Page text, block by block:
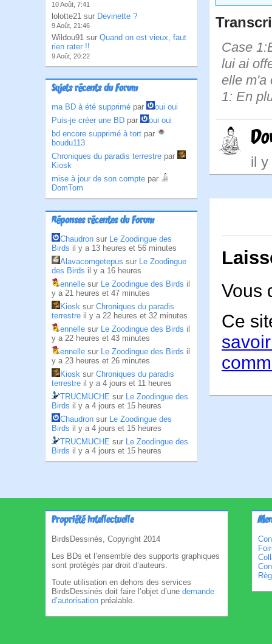
10 Août, 7:41
lolotte21 sur Devinette ?
9 Août, 21:46
Wildou91 sur Quand on est vieux, faut
rien rater !!
9 Août, 20:22
Sujets récents du Forum
ma BD à été supprimé par
oui oui
Puis-je créer une BD par
oui oui
bd encore supprimé à tort par
boudu113
Chroniques du paradis terrestre par
Kiosk
mise à jour de son compte par
DomTom
Réponses récentes du Forum
Chaudron sur Le Zoodingue des
Birds il y a 13 heures et 56 minutes
Alavacomgetepus sur Le Zoodingue
des Birds il y a 16 heures
ennelle sur Le Zoodingue des Birds il
y a 21 heures et 47 minutes
Kiosk sur Chroniques du paradis
terrestre il y a 22 heures et 32 minutes
ennelle sur Le Zoodingue des Birds il
y a 22 heures et 43 minutes
ennelle sur Le Zoodingue des Birds il
y a 23 heures et 26 minutes
Kiosk sur Chroniques du paradis
terrestre il y a 4 jours et 11 heures
TRUCMUCHE sur Le Zoodingue des
Birds il y a 4 jours et 15 heures
Chaudron sur Le Zoodingue des
Birds il y a 4 jours et 15 heures
TRUCMUCHE sur Le Zoodingue des
Birds il y a 4 jours et 15 heures
Case
lui ai
elle m'a
1: En
il y
Vous
Ce
Propriété intellectuelle
BirdsDessinés, Copyright 2014
Les BDs et l’ensemble des supports graphiques
sont protégés par droit d’auteurs.
Toute utilisation en dehors des services
BirdsDessinés doit faire l’objet d’une demande
d’autorisation préalable.